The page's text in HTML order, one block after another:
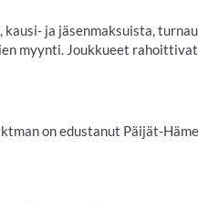
ja jäsenmaksuista,
myynti. Joukkueet
on edustanut Päijät-